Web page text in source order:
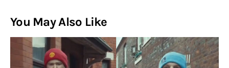
You May Also Like